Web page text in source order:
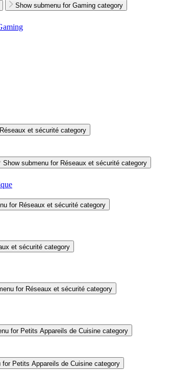
Show submenu for Gaming category
et sécurité category
Show submenu for Réseaux et sécurité category
for Réseaux et sécurité category
et sécurité category
for Réseaux et sécurité category
for Petits Appareils de Cuisine category
for Petits Appareils de Cuisine category